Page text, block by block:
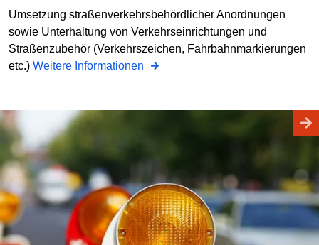
Umsetzung straßenverkehrsbehördlicher Anordnungen
sowie Unterhaltung von Verkehrseinrichtungen und
Straßenzubehör (Verkehrszeichen, Fahrbahnmarkierungen
etc.) Weitere Informationen